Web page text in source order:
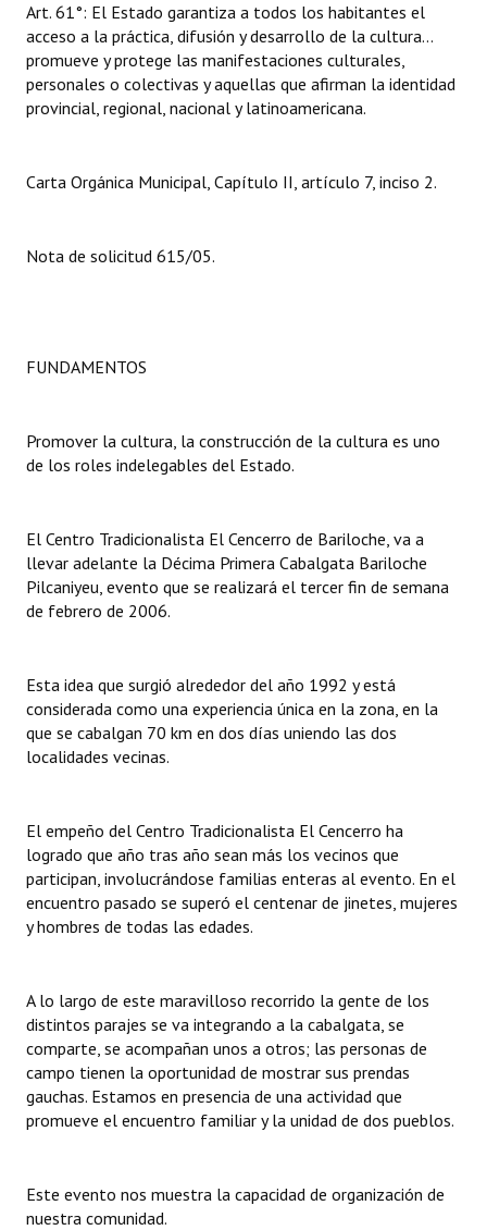
Organigrama
DOCUMENTOS
Informes de Gestión
Actas de Sesión
NORMATIVA
Resoluciones
Resoluciones de Presidencia
Antiguos Pobladores
Noticias Destacadas
Datos Históricos
Premio al Mérito - Registro
Audiencias Públicas - Registro
Periodistas Decanos - Registro
Ciudadano Ilustre - Registro
Banca del Vecino - Registro
Antiguos Pobladores - Registro
Art. 61°: El Estado garantiza a todos los habitantes el
acceso a la práctica, difusión y desarrollo de la cultura...
promueve y protege las manifestaciones culturales,
personales o colectivas y aquellas que afirman la identidad
provincial, regional, nacional y latinoamericana.
Carta Orgánica Municipal, Capítulo II, artículo 7, inciso 2.
Nota de solicitud 615/05.
FUNDAMENTOS
Promover la cultura, la construcción de la cultura es uno
de los roles indelegables del Estado.
El Centro Tradicionalista El Cencerro de Bariloche, va a
llevar adelante la Décima Primera Cabalgata Bariloche 
Pilcaniyeu, evento que se realizará el tercer fin de semana
de febrero de 2006.
Esta idea que surgió alrededor del año 1992 y está
considerada como una experiencia única en la zona, en la
que se cabalgan 70 km en dos días uniendo las dos
localidades vecinas.
El empeño del Centro Tradicionalista El Cencerro ha
logrado que año tras año sean más los vecinos que
participan, involucrándose familias enteras al evento. En el
encuentro pasado se superó el centenar de jinetes, mujeres
y hombres de todas las edades.
A lo largo de este maravilloso recorrido la gente de los
distintos parajes se va integrando a la cabalgata, se
comparte, se acompañan unos a otros; las personas de
campo tienen la oportunidad de mostrar sus prendas
gauchas. Estamos en presencia de una actividad que
promueve el encuentro familiar y la unidad de dos pueblos.
Este evento nos muestra la capacidad de organización de
nuestra comunidad.